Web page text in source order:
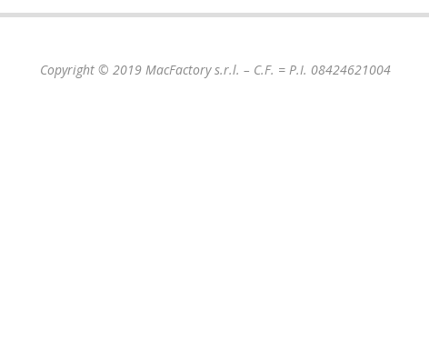
Copyright © 2019 MacFactory s.r.l. – C.F. = P.I. 08424621004